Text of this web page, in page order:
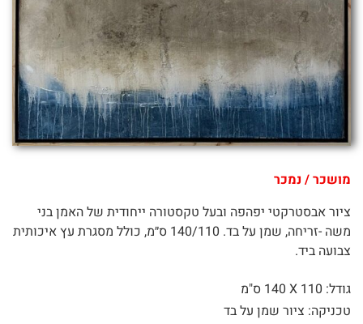
מושכר / נמכר
ציור אבסטרקטי יפהפה ובעל טקסטורה ייחודית של האמן בני
משה -זריחה, שמן על בד. 140/110 ס״מ, כולל מסגרת עץ איכותית
צבועה ביד.
גודל: 110 X
140 ס"מ
טכניקה: ציור שמן על בד